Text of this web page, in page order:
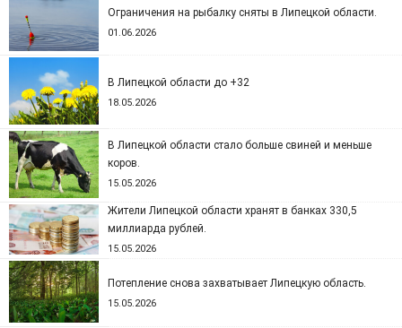
Ограничения на рыбалку сняты в Липецкой области.
01.06.2026
В Липецкой области до +32
18.05.2026
В Липецкой области стало больше свиней и меньше
коров.
15.05.2026
Жители Липецкой области хранят в банках 330,5
миллиарда рублей.
15.05.2026
Потепление снова захватывает Липецкую область.
15.05.2026